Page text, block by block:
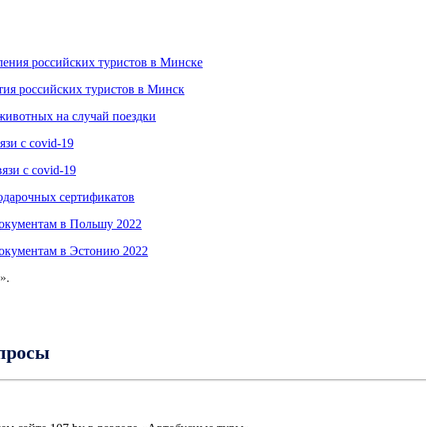
российских туристов в Минске
российских туристов в Минск
на случай поездки
с covid-19
с covid-19
сертификатов
в Польшу 2022
в Эстонию 2022